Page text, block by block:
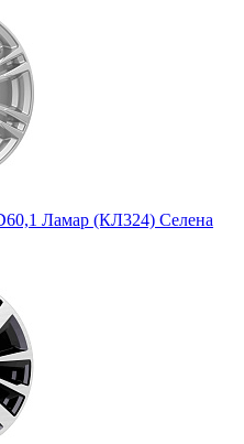
Ламар (КЛ324) Селена